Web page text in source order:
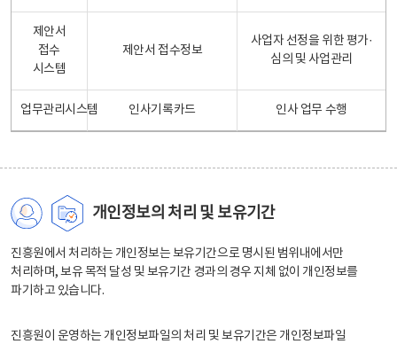
제안서
접수
시스템
제안서 접수정보
사업자 선정을 위한 평가·
심의 및 사업관리
업무관리시스템 인사기록카드 인사 업무 수행
개인정보의 처리 및 보유기간
진흥원에서 처리하는 개인정보는 보유기간으로 명시된 범위내에서만
처리하며, 보유 목적 달성 및 보유기간 경과의 경우 지체 없이 개인정보를
파기하고 있습니다.
진흥원이 운영하는 개인정보파일의 처리 및 보유기간은 개인정보파일